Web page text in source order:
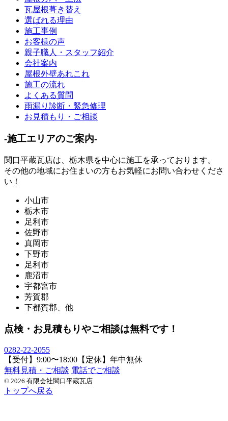
瓦屋根葺き替え
選ばれる理由
施工事例
お客様の声
親子職人・スタッフ紹介
会社案内
屋根外壁あれこれ
施工の流れ
よくある質問
雨漏り診断・緊急修理
お見積もり・ご相談
-施工エリアのご案内-
関口平蔵瓦店は、 栃木県を中心に施工を承っております。
その他の地域にお住まいの方もお気軽にお問い合わせくださ
い！
小山市
栃木市
足利市
佐野市
真岡市
下野市
足利市
鹿沼市
宇都宮市
芳賀郡
下都賀郡、他
点検・お見積もりやご相談は無料です！
0282-22-2055
【受付】9:00〜18:00【定休】年中無休
無料見積・ご相談 電話でご相談
© 2026 有限会社関口平蔵瓦店
トップへ戻る